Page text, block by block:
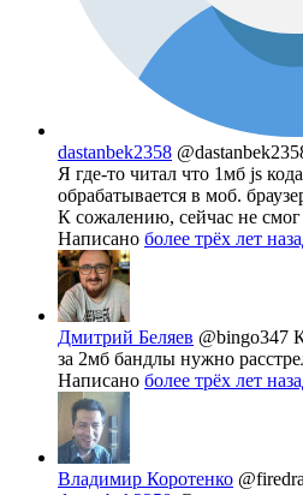
dastanbek2358
Я где-то читал что 1мб js
обрабатывается в моб.
К сожалению, сейчас не
Написано более трёх лет
Дмитрий Беляев @bingo347
за 2мб бандлы нужно
Написано более трёх лет
Владимир Коротенко